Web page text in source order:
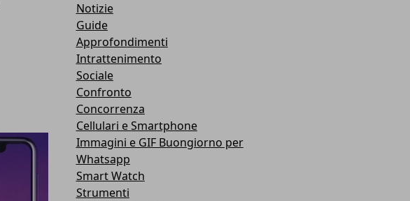
Notizie
Guide
Approfondimenti
Intrattenimento
Sociale
Confronto
Concorrenza
Cellulari e Smartphone
Immagini e GIF Buongiorno per
Whatsapp
Smart Watch
Strumenti